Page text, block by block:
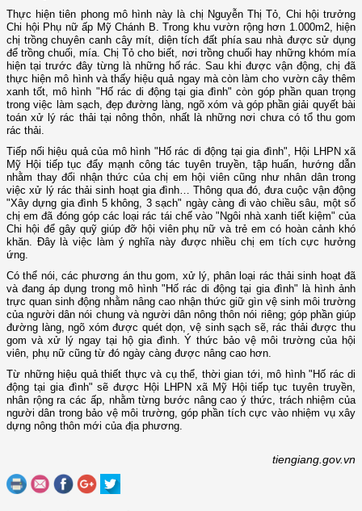
Thực hiện tiên phong mô hình này là chị Nguyễn Thị Tỏ, Chi hội trưởng
Chi hội Phụ nữ ấp Mỹ Chánh B. Trong khu vườn rộng hơn 1.000m2, hiện
chị trồng chuyên canh cây mít, diện tích đất phía sau nhà được sử dụng
để trồng chuối, mía. Chị Tỏ cho biết, nơi trồng chuối hay những khóm mía
hiện tại trước đây từng là những hố rác. Sau khi được vận động, chị đã
thực hiện mô hình và thấy hiệu quả ngay mà còn làm cho vườn cây thêm
xanh tốt, mô hình "Hố rác di động tại gia đình" còn góp phần quan trọng
trong việc làm sạch, đẹp đường làng, ngõ xóm và góp phần giải quyết bài
toán xử lý rác thải tại nông thôn, nhất là những nơi chưa có tổ thu gom
rác thải.
Tiếp nối hiệu quả của mô hình "Hố rác di động tại gia đình", Hội LHPN xã
Mỹ Hội tiếp tục đẩy mạnh công tác tuyên truyền, tập huấn, hướng dẫn
nhằm thay đổi nhận thức của chị em hội viên cũng như nhân dân trong
việc xử lý rác thải sinh hoạt gia đình… Thông qua đó, đưa cuộc vận động
"Xây dựng gia đình 5 không, 3 sạch" ngày càng đi vào chiều sâu, một số
chị em đã đóng góp các loại rác tái chế vào "Ngôi nhà xanh tiết kiệm" của
Chi hội để gây quỹ giúp đỡ hội viên phụ nữ và trẻ em có hoàn cảnh khó
khăn. Đây là việc làm ý nghĩa này được nhiều chị em tích cực hưởng
ứng.
Có thể nói, các phương án thu gom, xử lý, phân loại rác thải sinh hoạt đã
và đang áp dụng trong mô hình "Hố rác di động tại gia đình" là hình ảnh
trực quan sinh động nhằm nâng cao nhận thức giữ gìn vệ sinh môi trường
của người dân nói chung và người dân nông thôn nói riêng; góp phần giúp
đường làng, ngõ xóm được quét dọn, vệ sinh sạch sẽ, rác thải được thu
gom và xử lý ngay tại hộ gia đình. Ý thức bảo vệ môi trường của hội
viên, phụ nữ cũng từ đó ngày càng được nâng cao hơn.
Từ những hiệu quả thiết thực và cụ thể, thời gian tới, mô hình "Hố rác di
động tại gia đình" sẽ được Hội LHPN xã Mỹ Hội tiếp tục tuyên truyền,
nhân rộng ra các ấp, nhằm từng bước nâng cao ý thức, trách nhiệm của
người dân trong bảo vệ môi trường, góp phần tích cực vào nhiệm vụ xây
dựng nông thôn mới của địa phương.
tiengiang.gov.vn